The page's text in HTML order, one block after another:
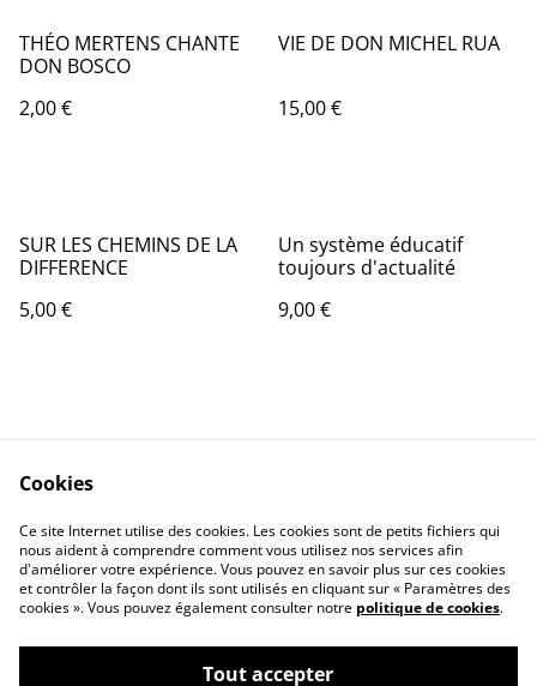
THÉO MERTENS CHANTE
DON BOSCO
2,00 €
VIE DE DON MICHEL RUA
15,00 €
SUR LES CHEMINS DE LA
DIFFERENCE
5,00 €
Un système éducatif
toujours d'actualité
9,00 €
Contactez-nous
Conditions
Politique de
confidentialité
Politique de cookies
Qui sommes-nous ?
Cookies
Ce site Internet utilise des cookies. Les cookies sont de petits fichiers qui
nous aident à comprendre comment vous utilisez nos services afin
d'améliorer votre expérience. Vous pouvez en savoir plus sur ces cookies
et contrôler la façon dont ils sont utilisés en cliquant sur « Paramètres des
cookies ». Vous pouvez également consulter notre politique de cookies.
Tout accepter